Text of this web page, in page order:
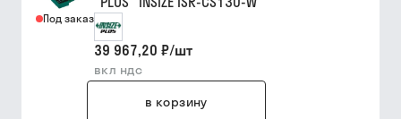
Под заказ
39 967,20 ₽/шт
вкл ндс
в корзину